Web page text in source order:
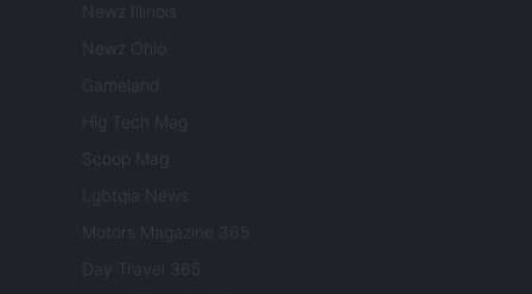
Newz Illinois
Newz Ohio
Gameland
Hig Tech Mag
Scoop Mag
Lgbtqia News
Motors Magazine 365
Day Travel 365